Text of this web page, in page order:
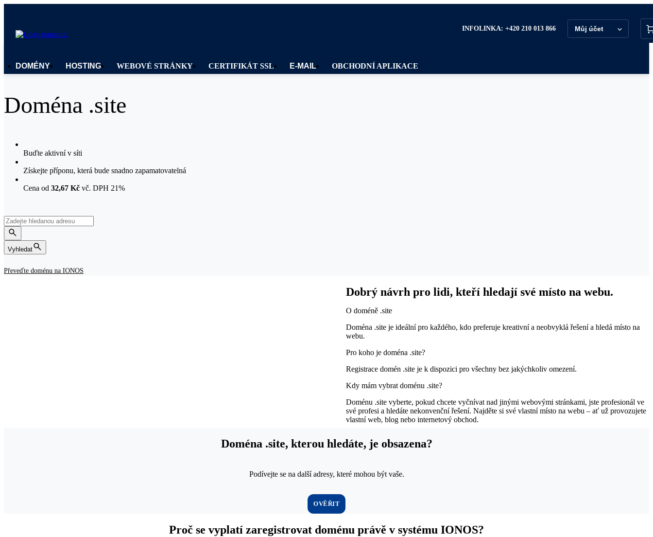
INFOLINKA: +420 210 013 866 Můj účet
DOMÉNY HOSTING WEBOVÉ STRÁNKY CERTIFIKÁT SSL E-MAIL OBCHODNÍ APLIKACE
Doména .site
Buďte aktivní v síti
Získejte příponu, která bude snadno zapamatovatelná
Cena od 32,67 Kč vč. DPH 21%
Vyhledat
Převeďte doménu na IONOS
Dobrý návrh pro lidi, kteří hledají své místo na webu.
O doméně .site
Doména .site je ideální pro každého, kdo preferuje kreativní a neobvyklá řešení a hledá místo na
webu.
Pro koho je doména .site?
Registrace domén .site je k dispozici pro všechny bez jakýchkoliv omezení.
Kdy mám vybrat doménu .site?
Doménu .site vyberte, pokud chcete vyčnívat nad jinými webovými stránkami, jste profesionál ve
své profesi a hledáte nekonvenční řešení. Najděte si své vlastní místo na webu – ať už provozujete
vlastní web, blog nebo internetový obchod.
Doména .site, kterou hledáte, je obsazena?
Podívejte se na další adresy, které mohou být vaše.
OVĚŘIT
Proč se vyplatí zaregistrovat doménu právě v systému IONOS?